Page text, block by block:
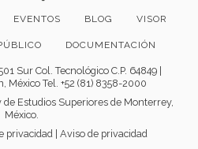
EVENTOS BLOG VISOR
DOCUMENTACIÓN
Sur Col. Tecnológico C.P. 64849 |
México Tel. +52 (81) 8358-2000
Estudios Superiores de Monterrey,
México.
privacidad| Aviso de privacidad